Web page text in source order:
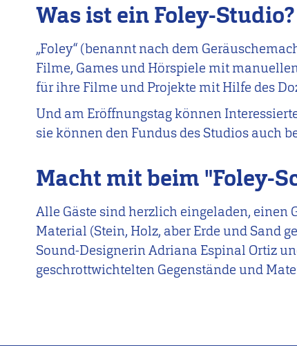
Was ist ein Foley-Studio?
„Foley“ (benannt nach dem
Filme, Games und Hörspiele mit
für ihre Filme und Projekte mit Hilfe des
Und am Eröffnungstag können
sie können den Fundus des Studios auch
Macht mit beim "Foley-
Alle Gäste sind herzlich eingeladen, einen
Material (Stein, Holz, aber Erde und Sand
Sound-Designerin Adriana Espinal Ortiz
geschrottwichtelten Gegenstände und